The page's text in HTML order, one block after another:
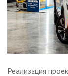
Реализация